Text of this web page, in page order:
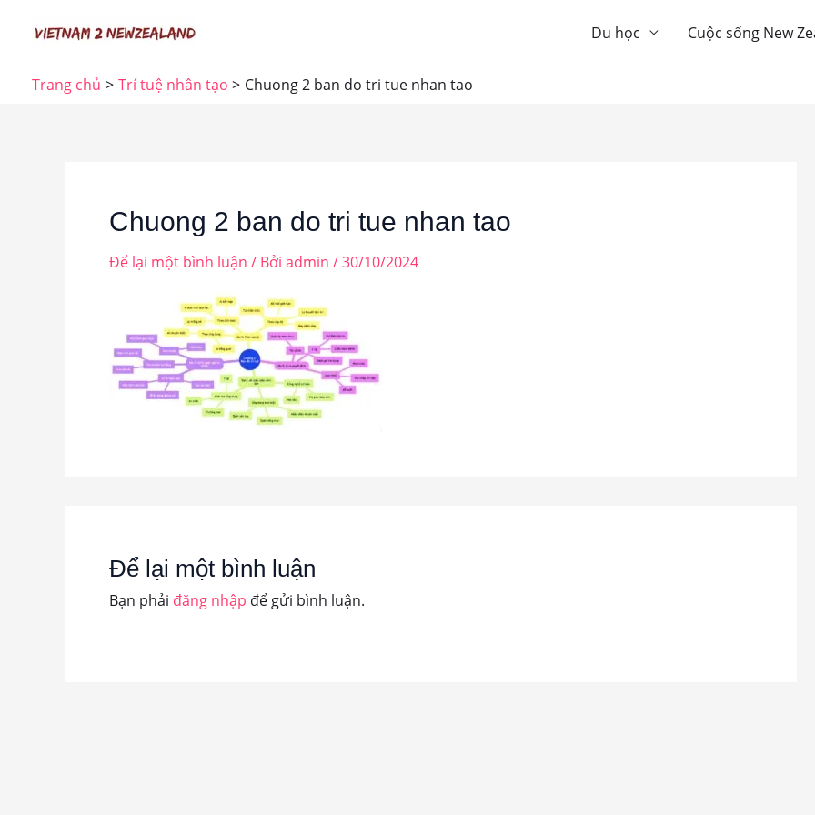
Du học Cuộc sống New
Trang chủ Trí tuệ nhân tạo Chuong 2 ban do tri tue nhan tao
Chuong 2 ban do tri tue nhan tao
Để lại một bình luận / Bởi admin /30/10/2024
Để lại một bình luận
Bạn phải đăng nhập để gửi bình luận.